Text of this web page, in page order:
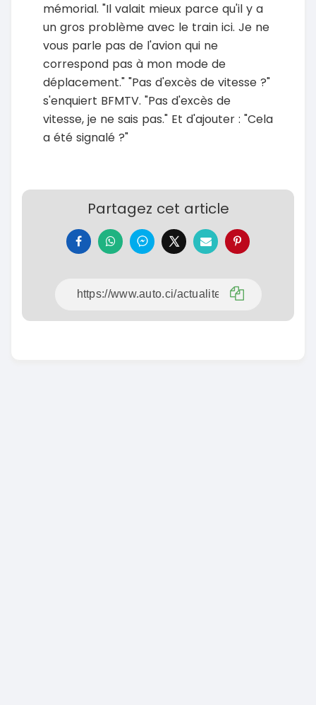
mémorial. "Il valait mieux parce qu'il y a
un gros problème avec le train ici. Je ne
vous parle pas de l'avion qui ne
correspond pas à mon mode de
déplacement." "Pas d'excès de vitesse ?"
s'enquiert BFMTV. "Pas d'excès de
vitesse, je ne sais pas." Et d'ajouter : "Cela
a été signalé ?"
Partagez cet article